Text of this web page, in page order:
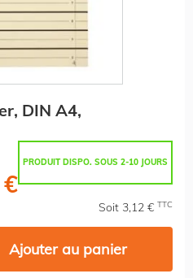
DIN A4,
PRODUIT DISPO. SOUS 2-10 JOURS
Soit 3,12 € TTC
Ajouter au panier